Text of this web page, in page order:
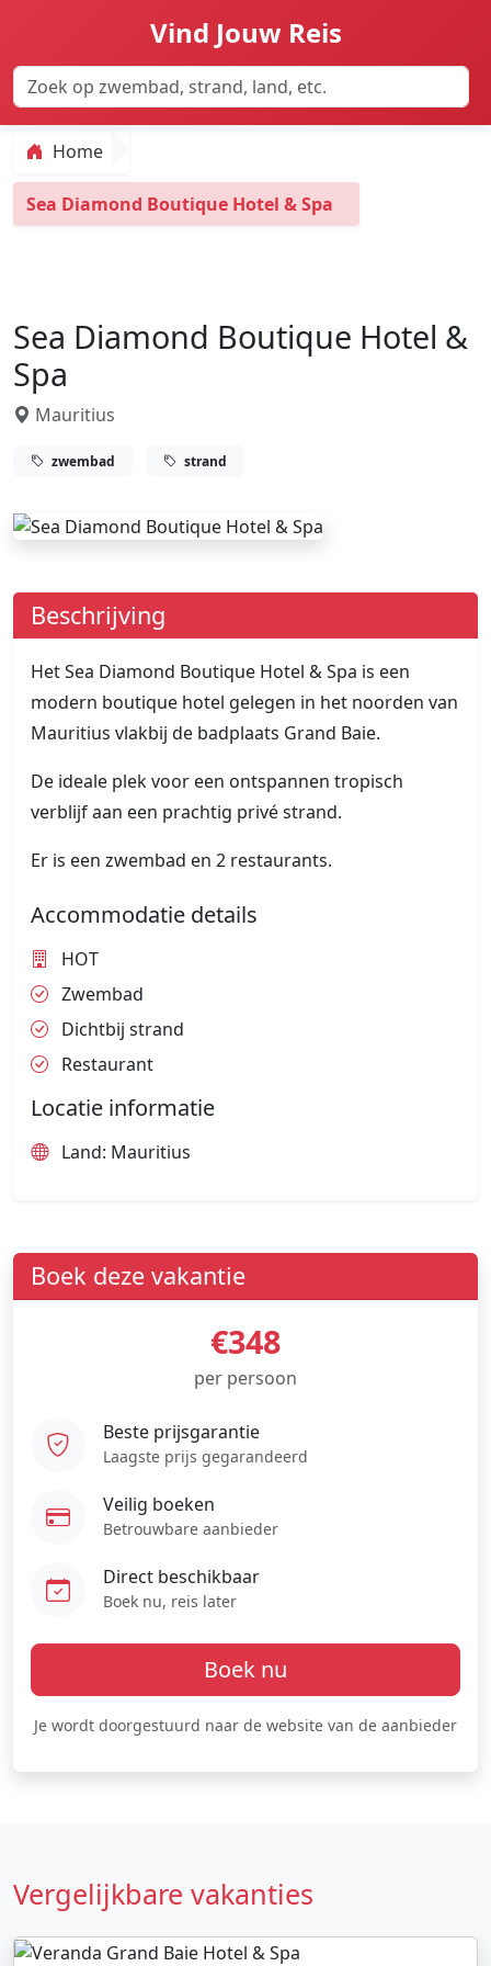
Vind Jouw Reis
Home
Sea Diamond Boutique Hotel & Spa
Sea Diamond Boutique Hotel &
Spa
Mauritius
zwembad strand
Beschrijving
Het Sea Diamond Boutique Hotel & Spa is een
modern boutique hotel gelegen in het noorden van
Mauritius vlakbij de badplaats Grand Baie.
De ideale plek voor een ontspannen tropisch
verblijf aan een prachtig privé strand.
Er is een zwembad en 2 restaurants.
Accommodatie details
HOT
Zwembad
Dichtbij strand
Restaurant
Locatie informatie
Land: Mauritius
Boek deze vakantie
€348
per persoon
Beste prijsgarantie
Laagste prijs gegarandeerd
Veilig boeken
Betrouwbare aanbieder
Direct beschikbaar
Boek nu, reis later
Boek nu
Je wordt doorgestuurd naar de website van de aanbieder
Vergelijkbare vakanties